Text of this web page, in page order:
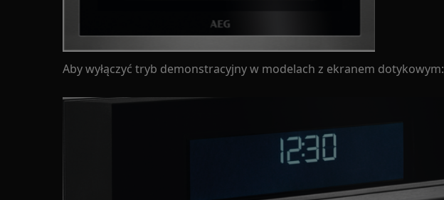
Aby wyłączyć tryb demonstracyjny w modelach z ekranem dotykowym: